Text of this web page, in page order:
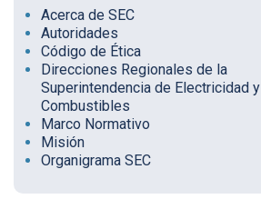
Acerca de SEC
Autoridades
Código de Ética
Direcciones Regionales de la
Superintendencia de Electricidad y
Combustibles
Marco Normativo
Misión
Organigrama SEC